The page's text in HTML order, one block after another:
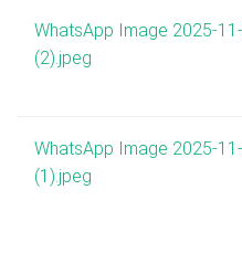
WhatsApp Image 2025-
(2).jpeg
WhatsApp Image 2025-
(1).jpeg